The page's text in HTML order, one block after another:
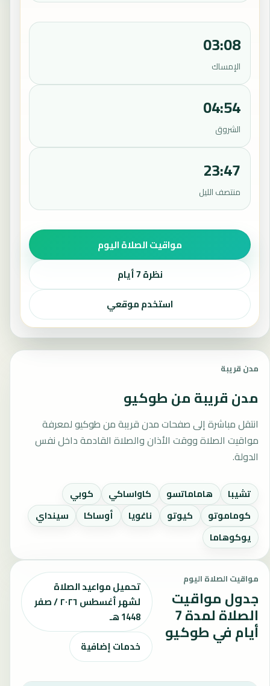
03:08
الإمساك
04:54
الشروق
23:47
منتصف الليل
مواقيت الصلاة اليوم
نظرة 7 أيام
استخدم موقعي
مدن قريبة
مدن قريبة من طوكيو
انتقل مباشرة إلى صفحات مدن قريبة من طوكيو لمعرفة
مواقيت الصلاة ووقت الأذان والصلاة القادمة داخل نفس
الدولة.
تشيبا هاماماتسو كاواساكي
كوبي
كوماموتو
كيوتو ناغويا أوساكا
سينداي
يوكوهاما
مواقيت الصلاة اليوم
جدول مواقيت
الصلاة لمدة 7
أيام في طوكيو
تحميل مواعيد الصلاة
لشهر أغسطس ٢٠٢٦ / صفر
1448 هـ
خدمات إضافية